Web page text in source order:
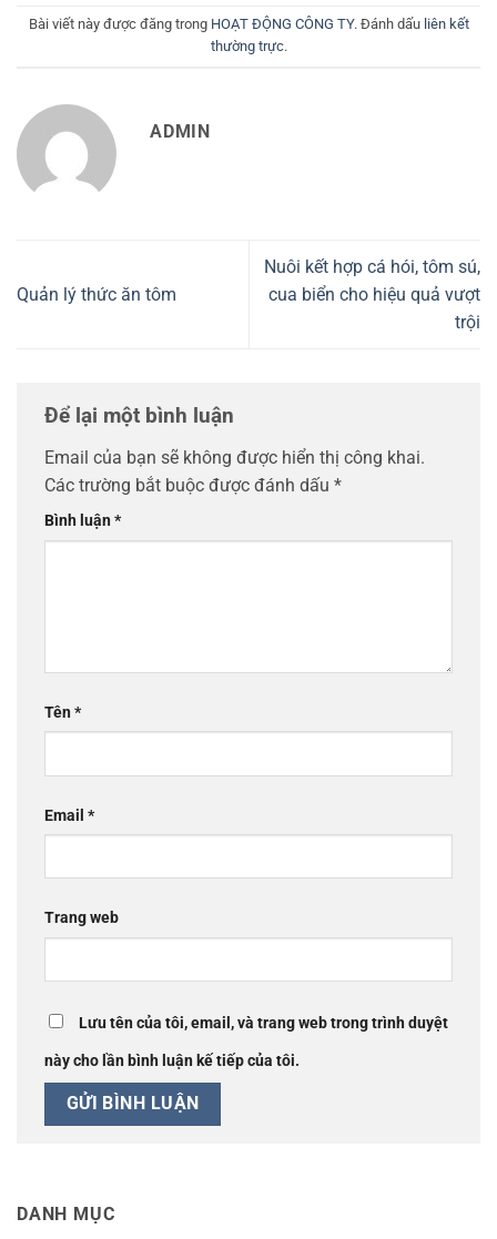
Bài viết này được đăng trong HOẠT ĐỘNG CÔNG TY. Đánh dấu liên kết
thường trực.
ADMIN
Quản lý thức ăn tôm
Nuôi kết hợp cá hói, tôm sú,
cua biển cho hiệu quả vượt
trội
Để lại một bình luận
Email của bạn sẽ không được hiển thị công khai.
Các trường bắt buộc được đánh dấu *
Bình luận*
Tên*
Email *
Trang web
Lưu tên của tôi, email, và trang web trong trình duyệt
này cho lần bình luận kế tiếp của tôi.
DANH MỤC